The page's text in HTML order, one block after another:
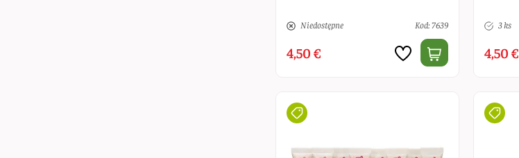
Niedostępne Kod: 7639
4,50 €
3 ks
4,50 €